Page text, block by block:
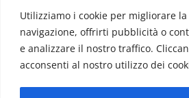
Utilizziamo i cookie per migliorare
navigazione, offrirti pubblicità o
e analizzare il nostro traffico.
acconsenti al nostro utilizzo dei
Redazione:
Direttore:
Info & Commerciale: